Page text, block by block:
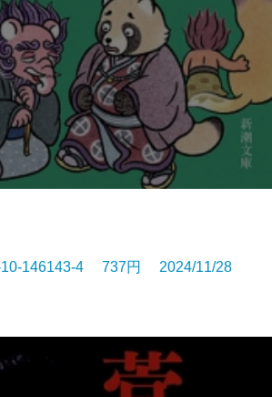
146143-4 737円 2024/11/28